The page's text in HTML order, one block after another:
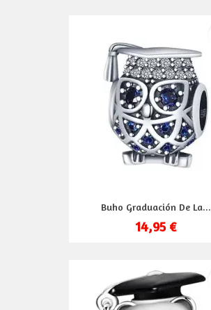
Buho Graduación De La...
14,95 €